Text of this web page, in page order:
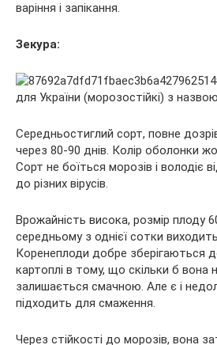
варіння і запікання.
Зекура:
Середньостиглий сорт, повне
через 80-90 днів. Колір оболонки
Сорт не боїться морозів і володіє
до різних вірусів.
Врожайність висока, розмір плоду
середньому з однієї сотки
Коренеплоди добре зберігаються
картоплі в тому, що скільки б вона
залишається смачною. Але є і
підходить для смаження.
Через стійкості до морозів, вона